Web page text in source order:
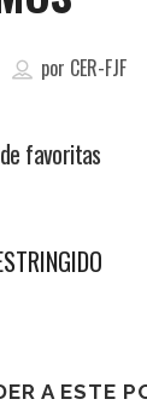
por CER-FJF
favoritas
A ESTE